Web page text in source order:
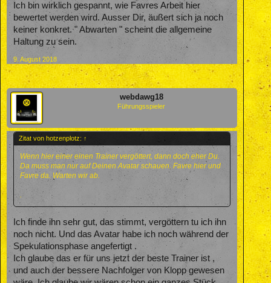
Ich bin wirklich gespannt, wie Favres Arbeit hier
bewertet werden wird. Ausser Dir, äußert sich ja noch
keiner konkret. " Abwarten " scheint die allgemeine
Haltung zu sein.
9. August 2018
webdawg18
Führungsspieler
Zitat von hotzenplotz: ↑
Wenn hier einer einen Trainer vergöttert, dann doch eher Du.
Da muss man nur auf Deinen Avatar schauen. Favre hier und
Favre da. Warten wir ab.
.
Ich finde ihn sehr gut, das stimmt, vergöttern tu ich ihn
noch nicht. Und das Avatar habe ich noch während der
Spekulationsphase angefertigt .
Ich glaube das er für uns jetzt der beste Trainer ist ,
und auch der bessere Nachfolger von Klopp gewesen